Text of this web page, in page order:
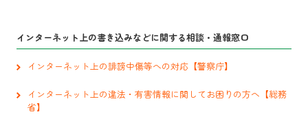
インターネット上の書き込みなどに関する相談・通報窓口
インターネット上の誹謗中傷等への対応【警察庁】
インターネット上の違法・有害情報に関してお困りの方へ【総務
省】